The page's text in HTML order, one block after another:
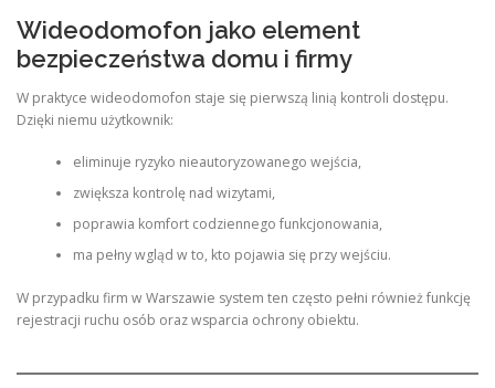
Wideodomofon jako element
bezpieczeństwa domu i firmy
W praktyce wideodomofon staje się pierwszą linią kontroli dostępu.
Dzięki niemu użytkownik:
eliminuje ryzyko nieautoryzowanego wejścia,
zwiększa kontrolę nad wizytami,
poprawia komfort codziennego funkcjonowania,
ma pełny wgląd w to, kto pojawia się przy wejściu.
W przypadku firm w Warszawie system ten często pełni również funkcję
rejestracji ruchu osób oraz wsparcia ochrony obiektu.